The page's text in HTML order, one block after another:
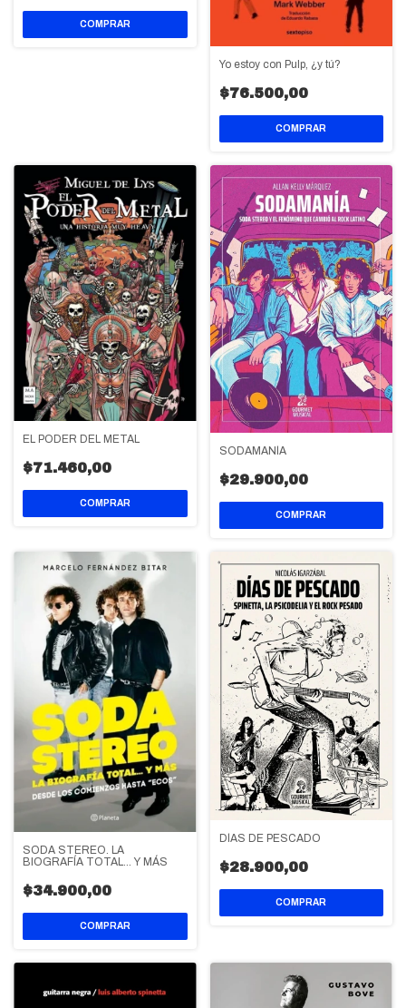
Yo estoy con Pulp, ¿y tú?
$76.500,00
EL PODER DEL METAL
$71.460,00
SODAMANÍA
$29.900,00
SODA STEREO. LA
BIOGRAFÍA TOTAL... Y MÁS
$34.900,00
DÍAS DE PESCADO
$28.900,00